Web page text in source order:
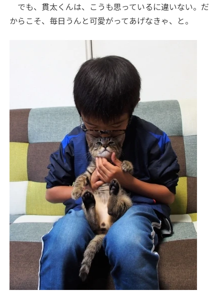
でも、貫太くんは、こうも思っているに違いない。だ
からこそ、毎日うんと可愛がってあげなきゃ、と。